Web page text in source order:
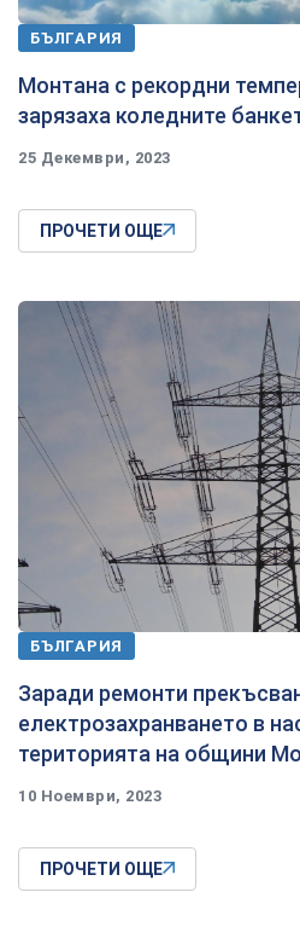
БЪЛГАРИЯ
Монтана с рекордни
зарязаха коледните
25 Декември, 2023
ПРОЧЕТИ ОЩЕ
БЪЛГАРИЯ
Заради ремонти
електрозахранването в
територията на общини
10 Ноември, 2023
ПРОЧЕТИ ОЩЕ